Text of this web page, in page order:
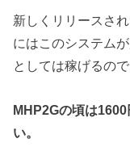
新しくリリースさ
にはこのシステム
としては稼げるので
MHP2Gの頃は
い。